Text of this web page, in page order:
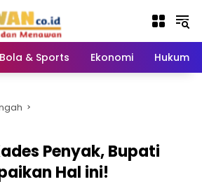
Bola & Sports Ekonomi Hukum
Penyak, Bupati
Hal ini!